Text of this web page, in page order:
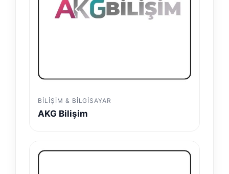
BILIŞIM & BILGISAYAR
AKG Bilişim